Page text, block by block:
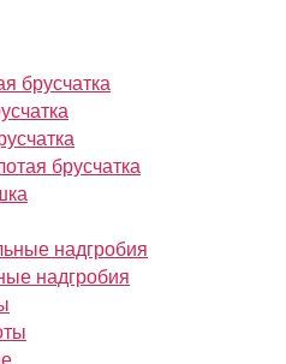
брусчатка
брусчатка
надгробия
надгробия